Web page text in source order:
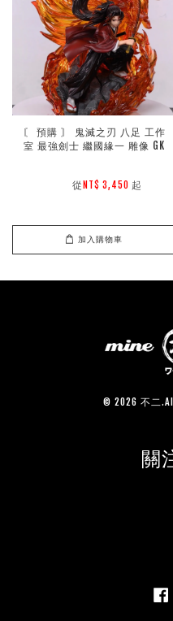
〘 預購 〙 鬼滅之刃 八足 工作
室 最強劍士 繼國緣一 雕像 GK
        從
NT$ 3,450 起
加入購物車
© 2026 不二
關